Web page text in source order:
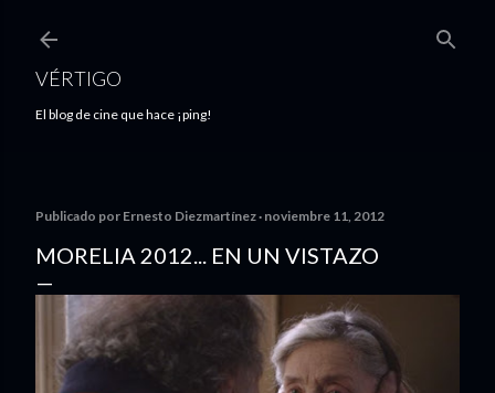
VÉRTIGO
El blog de cine que hace ¡ping!
Publicado por Ernesto Diezmartínez noviembre 11, 2012
MORELIA 2012... EN UN VISTAZO